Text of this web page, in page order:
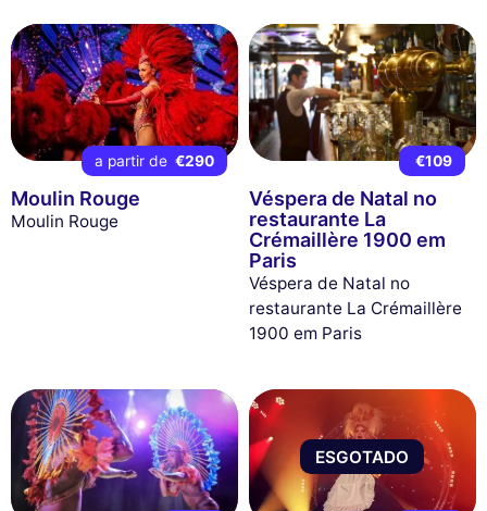
a partir de €290
Moulin Rouge
Moulin Rouge
€109
Véspera de Natal no
restaurante La
Crémaillère 1900 em
Paris
Véspera de Natal no
restaurante La Crémaillère
1900 em Paris
ESGOTADO